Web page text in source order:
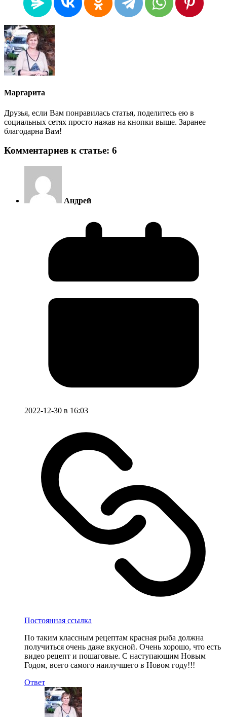
Маргарита
Друзья, если Вам понравилась статья, поделитесь ею в
социальных сетях просто нажав на кнопки выше. Заранее
благодарна Вам!
Комментариев к статье: 6
Андрей
2022-12-30 в 16:03
Постоянная ссылка
По таким классным рецептам красная рыба должна
получиться очень даже вкусной. Очень хорошо, что есть
видео рецепт и пошаговые. С наступающим Новым
Годом, всего самого наилучшего в Новом году!!!
Ответ